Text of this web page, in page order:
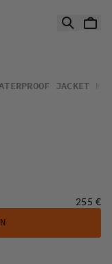
JACKET M
Preis:
255 €